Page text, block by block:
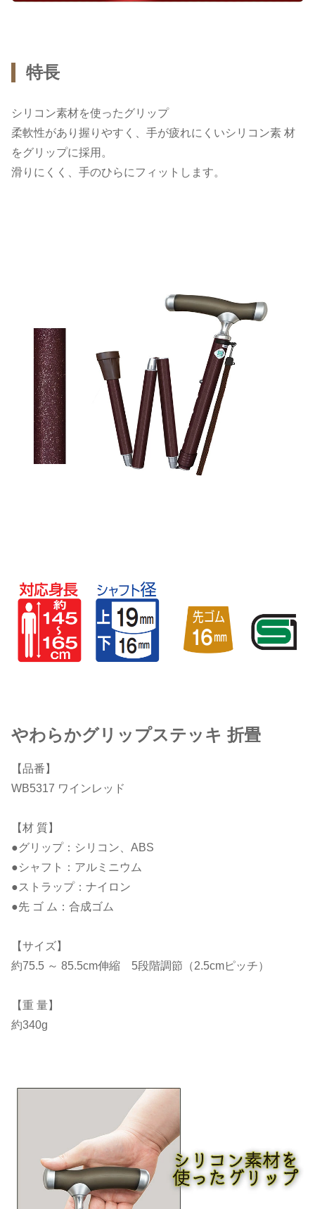
特長
シリコン素材を使ったグリップ
柔軟性があり握りやすく、手が疲れにくいシリコン素 材
をグリップに採用。
滑りにくく、手のひらにフィットします。
やわらかグリップステッキ 折畳
【品番】
WB5317 ワインレッド
【材 質】
●グリップ：シリコン、ABS
●シャフト：アルミニウム
●ストラップ：ナイロン
●先 ゴ ム：合成ゴム
【サイズ】
約75.5 ～ 85.5cm伸縮 5段階調節（2.5cmピッチ）
【重 量】
約340g